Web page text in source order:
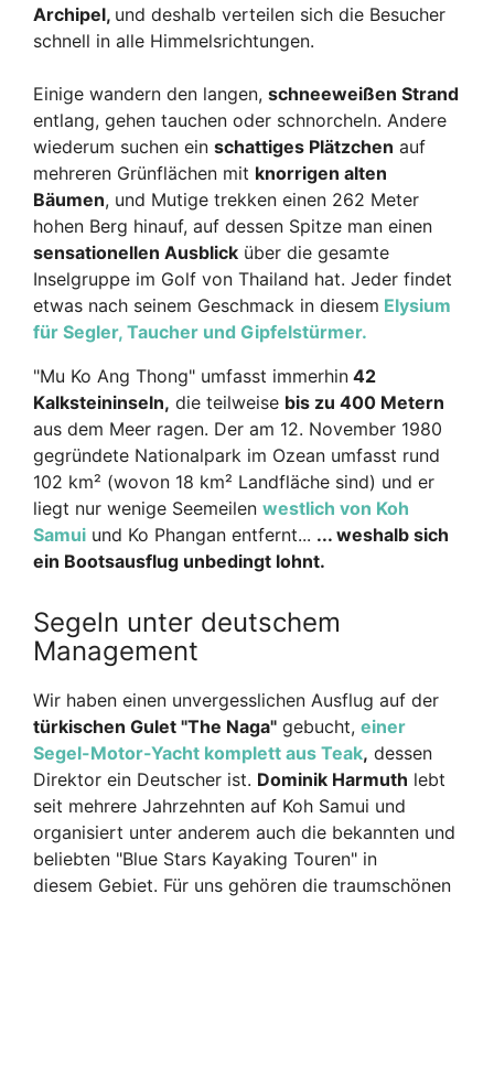
Archipel, und deshalb verteilen sich die Besucher
schnell in alle Himmelsrichtungen.
Einige wandern den langen, schneeweißen Strand
entlang, gehen tauchen oder schnorcheln. Andere
wiederum suchen ein schattiges Plätzchen auf
mehreren Grünflächen mit knorrigen alten
Bäumen, und Mutige trekken einen 262 Meter
hohen Berg hinauf, auf dessen Spitze man einen
sensationellen Ausblick über die gesamte
Inselgruppe im Golf von Thailand hat. Jeder findet
etwas nach seinem Geschmack in diesem Elysium
für Segler, Taucher und Gipfelstürmer.
"Mu Ko Ang Thong" umfasst immerhin 42
Kalksteininseln, die teilweise bis zu 400 Metern
aus dem Meer ragen. Der am 12. November 1980
gegründete Nationalpark im Ozean umfasst rund
102 km² (wovon 18 km² Landfläche sind) und er
liegt nur wenige Seemeilen westlich von Koh
Samui und Ko Phangan entfernt... ... weshalb sich
ein Bootsausflug unbedingt lohnt.
Segeln unter deutschem
Management
Wir haben einen unvergesslichen Ausflug auf der
türkischen Gulet "The Naga" gebucht, einer
Segel-Motor-Yacht komplett aus Teak, dessen
Direktor ein Deutscher ist. Dominik Harmuth lebt
seit mehrere Jahrzehnten auf Koh Samui und
organisiert unter anderem auch die bekannten und
beliebten "Blue Stars Kayaking Touren" in
diesem Gebiet. Für uns gehören die traumschönen